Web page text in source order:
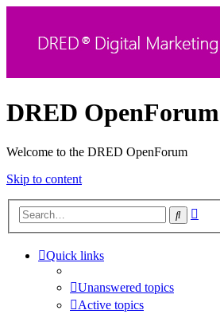
DRED OpenForum
Welcome to the DRED OpenForum
Skip to content
Search
Quick links
Unanswered topics
Active topics